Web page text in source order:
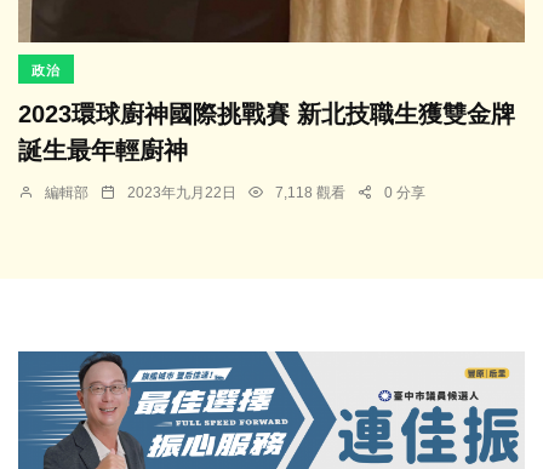
政治
2023環球廚神國際挑戰賽 新北技職生獲雙金牌
誕生最年輕廚神
編輯部 2023年九月22日 7,118 觀看 0 分享